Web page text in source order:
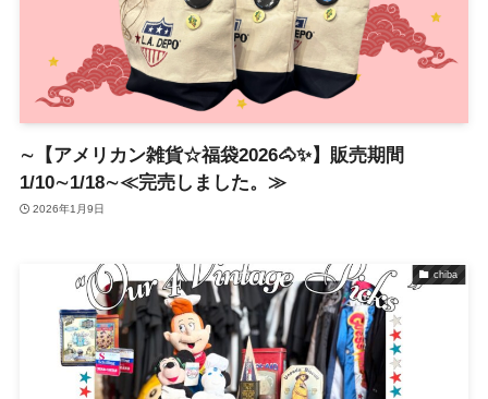
∼【アメリカン雑貨☆福袋2026🐴✨】販売期間
1/10∼1/18∼≪完売しました。≫
2026年1月9日
chiba